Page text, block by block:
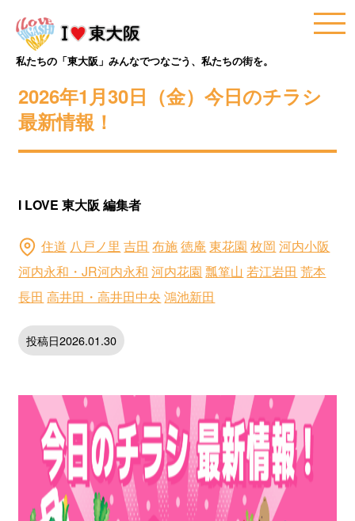
私たちの「東大阪」みんなでつなごう、私たちの街を。
2026年1月30日（金）今日のチラシ
最新情報！
I LOVE 東大阪 編集者
住道 八戸ノ里 吉田 布施徳庵 東花園 枚岡 河内小阪
河内永和・JR河内永和 河内花園 瓢箪山 若江岩田 荒本
長田 高井田・高井田中央 鴻池新田
投稿日2026.01.30